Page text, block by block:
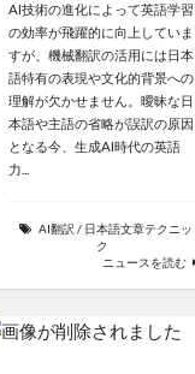
AI技術の進化によって英語学習
の効率が飛躍的に向上していま
すが、機械翻訳の活用には日本
語特有の表現や文化的背景への
理解が欠かせません。曖昧な日
本語や主語の省略が誤訳の原因
となる今、生成AI時代の英語
力...
AI翻訳 / 日本語文章テクニッ
ク
ニュースを読む